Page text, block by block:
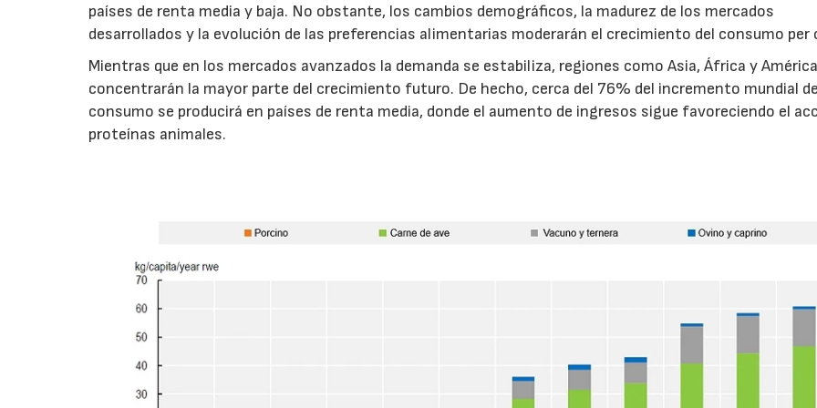
países de renta media y baja. No obstante, los cambios demográficos, la madurez de los mercados
desarrollados y la evolución de las preferencias alimentarias moderarán el crecimiento del consumo per
Mientras que en los mercados avanzados la demanda se estabiliza, regiones como Asia, África y
concentrarán la mayor parte del crecimiento futuro. De hecho, cerca del 76% del incremento mundial
consumo se producirá en países de renta media, donde el aumento de ingresos sigue favoreciendo el
proteínas animales.